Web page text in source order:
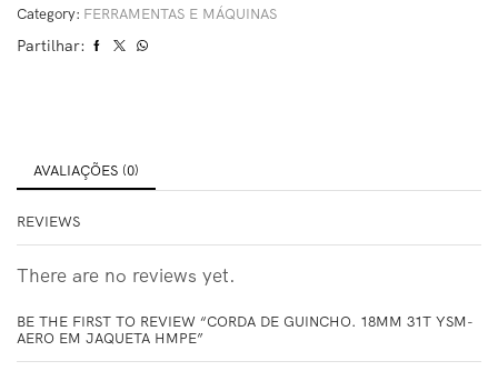
Category: FERRAMENTAS E MÁQUINAS
Partilhar:
AVALIAÇÕES (0)
REVIEWS
There are no reviews yet.
BE THE FIRST TO REVIEW “CORDA DE GUINCHO. 18MM 31T YSM-
AERO EM JAQUETA HMPE”